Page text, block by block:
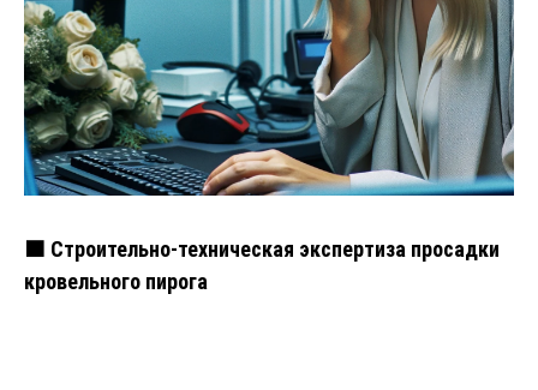
🟧 Строительно-техническая экспертиза просадки
кровельного пирога